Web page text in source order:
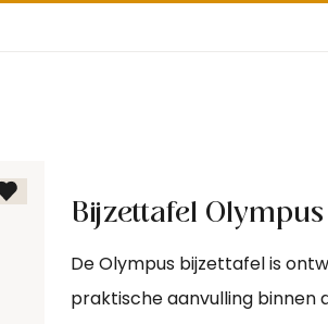
Bijzettafel Olympus
De Olympus bijzettafel is
praktische aanvulling binnen